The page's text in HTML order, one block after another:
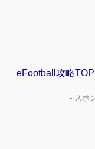
eFootball攻略TOP
- スポ